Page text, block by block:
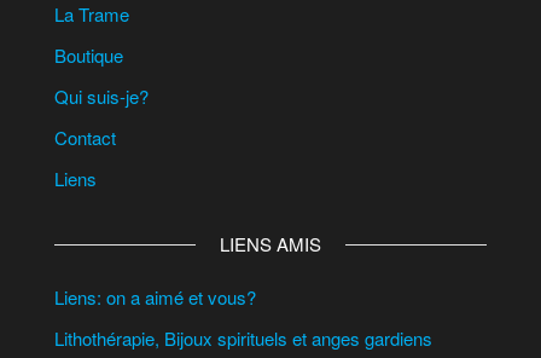
La Trame
Boutique
Qui suis-je?
Contact
Liens
LIENS AMIS
Liens: on a aimé et vous?
Lithothérapie, Bijoux spirituels et anges gardiens